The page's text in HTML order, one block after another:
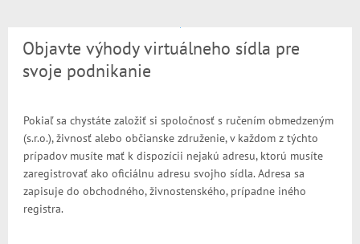
Objavte výhody virtuálneho sídla pre
svoje podnikanie
Pokiaľ sa chystáte založiť si spoločnosť s ručením obmedzeným
(s.r.o.), živnosť alebo občianske združenie, v každom z týchto
prípadov musíte mať k dispozícii nejakú adresu, ktorú musíte
zaregistrovať ako oficiálnu adresu svojho sídla. Adresa sa
zapisuje do obchodného, živnostenského, prípadne iného
registra.